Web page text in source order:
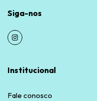
Siga-nos
Institucional
Fale conosco